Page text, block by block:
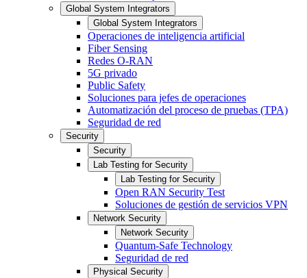
Global System Integrators
Global System Integrators
Operaciones de inteligencia artificial
Fiber Sensing
Redes O-RAN
5G privado
Public Safety
Soluciones para jefes de operaciones
Automatización del proceso de pruebas (TPA)
Seguridad de red
Security
Security
Lab Testing for Security
Lab Testing for Security
Open RAN Security Test
Soluciones de gestión de servicios VPN
Network Security
Network Security
Quantum-Safe Technology
Seguridad de red
Physical Security